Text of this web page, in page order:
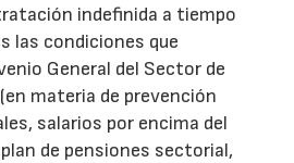
indefinida a tiempo
las condiciones que
General del Sector de
materia de prevención
salarios por encima del
de pensiones sectorial,